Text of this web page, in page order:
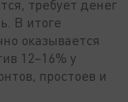
требует денег
В итоге
оказывается
12–16% у
простоев и